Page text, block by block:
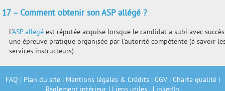
17 – Comment obtenir son ASP allégé ?
L’ASP allégéest réputée acquise lorsque le candidat a subi avec succès
une épreuve pratique organisée par l’autorité compétente (à savoir
services instructeurs).
FAQ | Plan du site| Mentions légales & Crédits| CGV| Charte qualité|